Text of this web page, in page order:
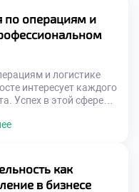
этого периода для
происходит
Практическая
[…]
по операциям и
и логистике
интересует каждого
Успех в этой сфере
материала не
подход к
от […]
как
в бизнесе